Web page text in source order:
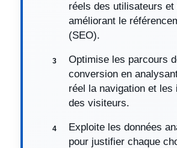
réels des utilisateurs et
améliorant le
(SEO).
Optimise les parcours
conversion en
réel la navigation et les
des visiteurs.
Exploite les données
pour justifier chaque